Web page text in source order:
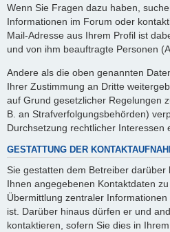
Wenn Sie Fragen dazu haben,
Informationen im Forum oder
Mail-Adresse aus Ihrem Profil ist
und von ihm beauftragte Personen
Andere als die oben genannten
Ihrer Zustimmung an Dritte
auf Grund gesetzlicher Regelungen
B. an Strafverfolgungsbehörden)
Durchsetzung rechtlicher Interessen
GESTATTUNG DER
Sie gestatten dem Betreiber darüber
Ihnen angegebenen Kontaktdaten
Übermittlung zentraler
ist. Darüber hinaus dürfen er und
kontaktieren, sofern Sie dies in